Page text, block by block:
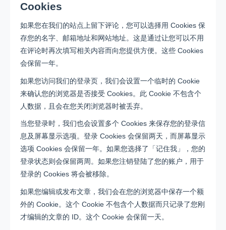
Cookies
如果您在我们的站点上留下评论，您可以选择用 Cookies 保
存您的名字、邮箱地址和网站地址。这是通过让您可以不用
在评论时再次填写相关内容而向您提供方便。这些 Cookies
会保留一年。
如果您访问我们的登录页，我们会设置一个临时的 Cookie
来确认您的浏览器是否接受 Cookies。此 Cookie 不包含个
人数据，且会在您关闭浏览器时被丢弃。
当您登录时，我们也会设置多个 Cookies 来保存您的登录信
息及屏幕显示选项。登录 Cookies 会保留两天，而屏幕显示
选项 Cookies 会保留一年。如果您选择了「记住我」，您的
登录状态则会保留两周。如果您注销登陆了您的账户，用于
登录的 Cookies 将会被移除。
如果您编辑或发布文章，我们会在您的浏览器中保存一个额
外的 Cookie。这个 Cookie 不包含个人数据而只记录了您刚
才编辑的文章的 ID。这个 Cookie 会保留一天。